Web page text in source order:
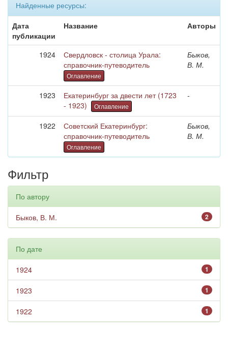
Найденные ресурсы:
Дата
публикации
Название Авторы
1924
Свердловск - столица Урала:
справочник-путеводитель
Оглавление
Быков,
В. М.
1923
Екатеринбург за двести лет (1723
- 1923)
Оглавление
-
1922
Советский Екатеринбург:
справочник-путеводитель
Оглавление
Быков,
В. М.
Фильтр
По автору
2
Быков, В. М.
По дате
1
1924
1
1923
1
1922